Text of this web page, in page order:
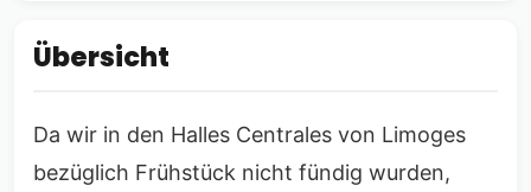
Übersicht
Da wir in den Halles Centrales von Limoges
bezüglich Frühstück nicht fündig wurden,